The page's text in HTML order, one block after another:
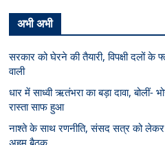
अभी अभी
सरकार को घेरने की तैयारी, विपक्षी दलों
वाली
धार में साध्वी ऋतंभरा का बड़ा दावा,
रास्ता साफ हुआ
नाश्ते के साथ रणनीति, संसद सत्र को लेकर
अहम बैठक